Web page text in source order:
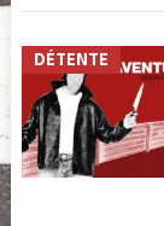
DÉTENTE